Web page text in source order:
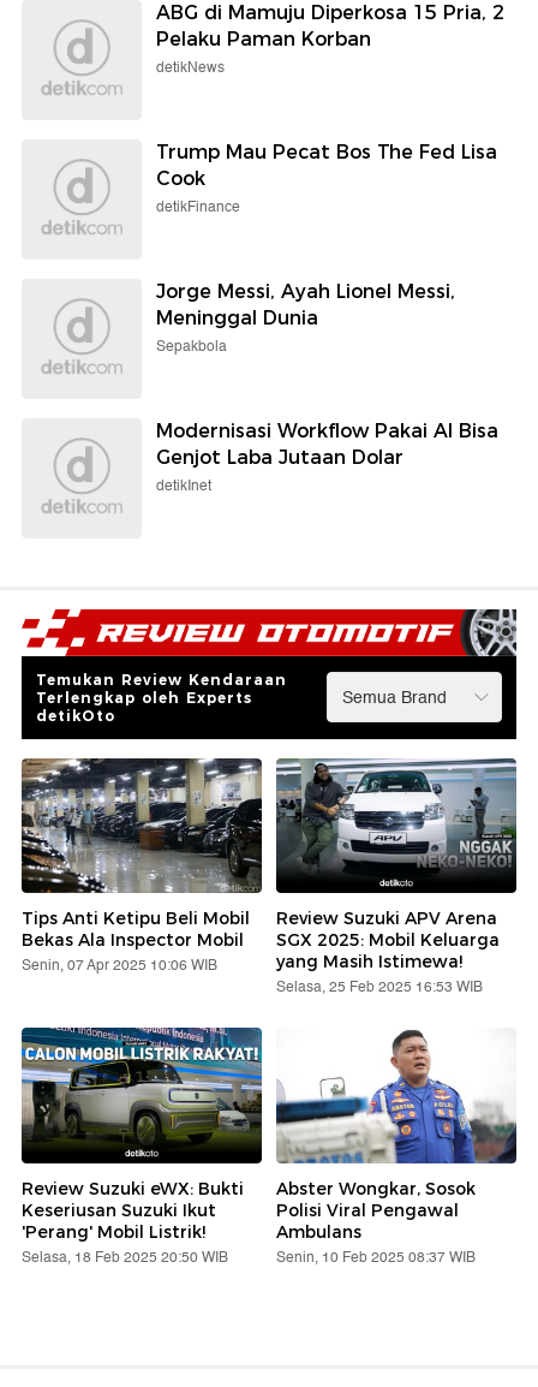
ABG di Mamuju Diperkosa 15 Pria, 2
Pelaku Paman Korban
detikNews
Trump Mau Pecat Bos The Fed Lisa
Cook
detikFinance
Jorge Messi, Ayah Lionel Messi,
Meninggal Dunia
Sepakbola
Modernisasi Workflow Pakai AI Bisa
Genjot Laba Jutaan Dolar
detikInet
Temukan Review Kendaraan
Terlengkap oleh Experts
detikOto
Tips Anti Ketipu Beli Mobil
Bekas Ala Inspector Mobil
Senin, 07 Apr 2025 10:06 WIB
Review Suzuki APV Arena
SGX 2025: Mobil Keluarga
yang Masih Istimewa!
Selasa, 25 Feb 2025 16:53 WIB
Review Suzuki eWX: Bukti
Keseriusan Suzuki Ikut
'Perang' Mobil Listrik!
Selasa, 18 Feb 2025 20:50 WIB
Abster Wongkar, Sosok
Polisi Viral Pengawal
Ambulans
Senin, 10 Feb 2025 08:37 WIB